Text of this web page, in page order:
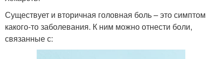
Существует и вторичная головная боль – это симптом
какого-то заболевания. К ним можно отнести боли,
связанные с: